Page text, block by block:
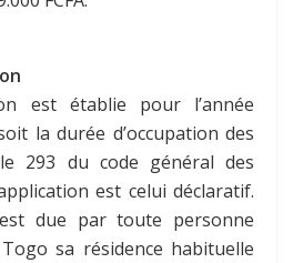
est établie pour l’année
la durée d’occupation des
293 du code général des
est celui déclaratif.
due par toute personne
sa résidence habituelle